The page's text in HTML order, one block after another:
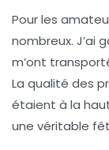
Pour les
nombreux. J’ai
m’ont
La qualité des
étaient à la
une véritable